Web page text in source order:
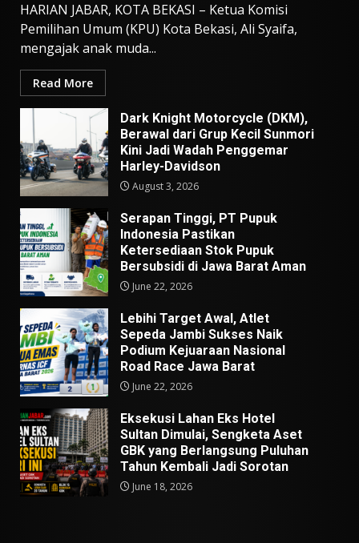
HARIAN JABAR, KOTA BEKASI – Ketua Komisi
Pemilihan Umum (KPU) Kota Bekasi, Ali Syaifa,
mengajak anak muda...
Read More
Dark Knight Motorcycle (DKM),
Berawal dari Grup Kecil Sunmori
Kini Jadi Wadah Penggemar
Harley-Davidson
August 3, 2026
Serapan Tinggi, PT Pupuk
Indonesia Pastikan
Ketersediaan Stok Pupuk
Bersubsidi di Jawa Barat Aman
June 22, 2026
Lebihi Target Awal, Atlet
Sepeda Jambi Sukses Naik
Podium Kejuaraan Nasional
Road Race Jawa Barat
June 22, 2026
Eksekusi Lahan Eks Hotel
Sultan Dimulai, Sengketa Aset
GBK yang Berlangsung Puluhan
Tahun Kembali Jadi Sorotan
June 18, 2026